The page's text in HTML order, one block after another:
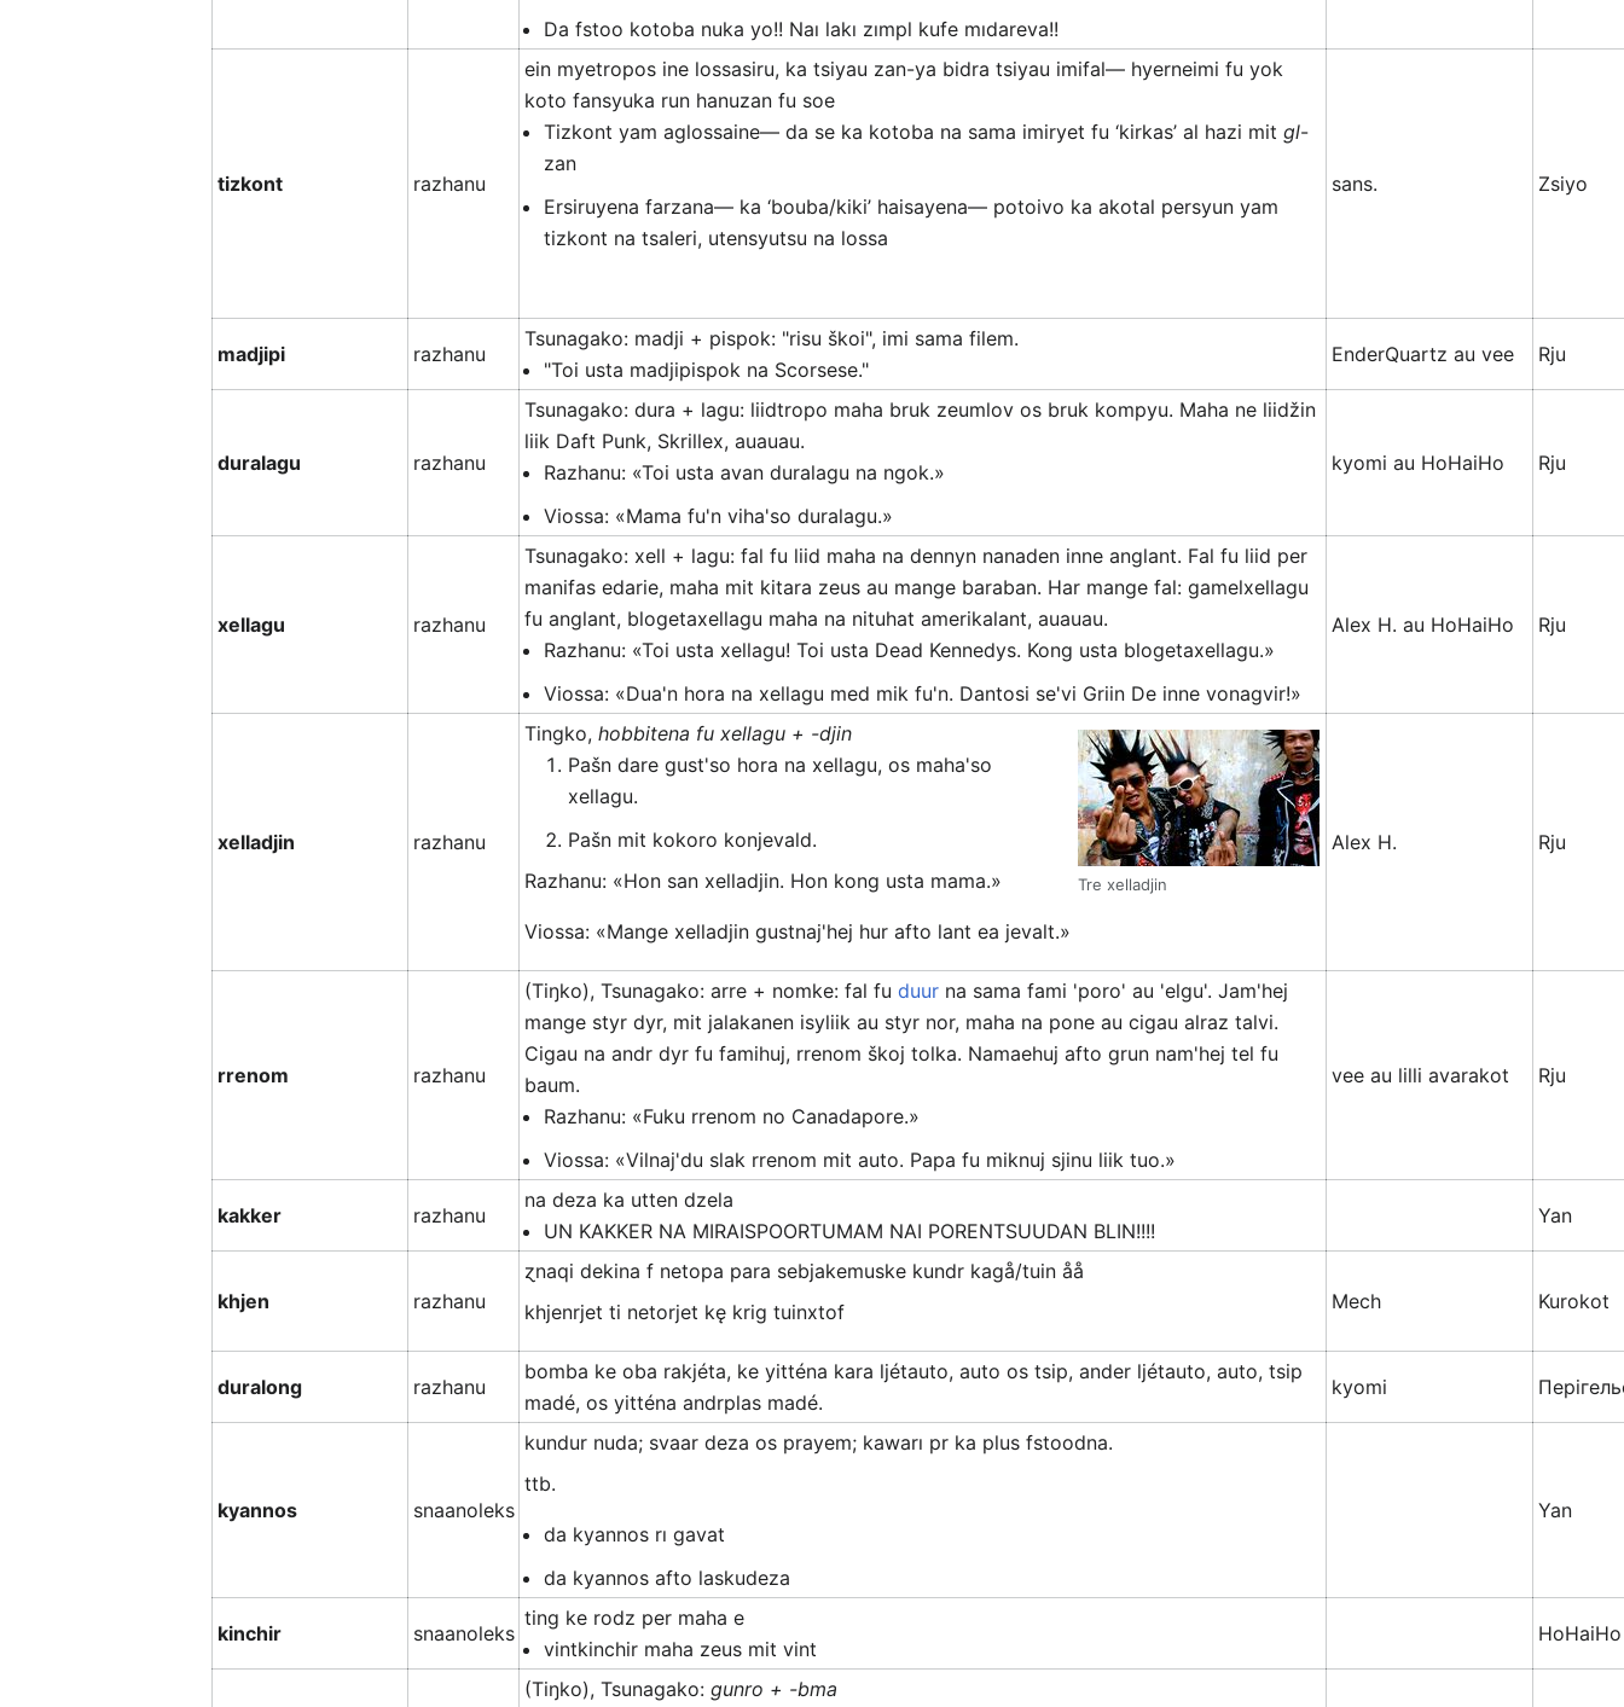
Da fstoo kotoba nuka yo!! Naı lakı zımpl kufe mıdareva!!
tizkont razhanu
ein myetropos ine lossasiru, ka tsiyau zan-ya bidra tsiyau imifal— hyerneimi fu yok
koto fansyuka run hanuzan fu soe
Tizkont yam aglossaine— da se ka kotoba na sama imiryet fu ‘kirkas’ al hazi mit gl-
zan
Ersiruyena farzana— ka ‘bouba/kiki’ haisayena— potoivo ka akotal persyun yam
tizkont na tsaleri, utensyutsu na lossa
sans. Zsiyo
madjipi razhanu
Tsunagako: madji + pispok: "risu škoi", imi sama filem.
"Toi usta madjipispok na Scorsese."
EnderQuartz au vee Rju
duralagu razhanu
Tsunagako: dura + lagu: liidtropo maha bruk zeumlov os bruk kompyu. Maha ne liidžin
liik Daft Punk, Skrillex, auauau.
Razhanu: «Toi usta avan duralagu na ngok.»
Viossa: «Mama fu'n viha'so duralagu.»
kyomi au HoHaiHo Rju
xellagu razhanu
Tsunagako: xell + lagu: fal fu liid maha na dennyn nanaden inne anglant. Fal fu liid per
manifas edarie, maha mit kitara zeus au mange baraban. Har mange fal: gamelxellagu
fu anglant, blogetaxellagu maha na nituhat amerikalant, auauau.
Razhanu: «Toi usta xellagu! Toi usta Dead Kennedys. Kong usta blogetaxellagu.»
Viossa: «Dua'n hora na xellagu med mik fu'n. Dantosi se'vi Griin De inne vonagvir!»
Alex H. au HoHaiHo Rju
xelladjin razhanu
Tre xelladjin
Tingko, hobbitena fu xellagu + -djin
Pašn dare gust'so hora na xellagu, os maha'so
xellagu.
Pašn mit kokoro konjevald.
Razhanu: «Hon san xelladjin. Hon kong usta mama.»
Viossa: «Mange xelladjin gustnaj'hej hur afto lant ea jevalt.»
Alex H. Rju
rrenom razhanu
(Tiŋko), Tsunagako: arre + nomke: fal fu duurna sama fami 'poro' au 'elgu'. Jam'hej
mange styr dyr, mit jalakanen isyliik au styr nor, maha na pone au cigau alraz talvi.
Cigau na andr dyr fu famihuj, rrenom škoj tolka. Namaehuj afto grun nam'hej tel fu
baum.
Razhanu: «Fuku rrenom no Canadapore.»
Viossa: «Vilnaj'du slak rrenom mit auto. Papa fu miknuj sjinu liik tuo.»
vee au lilli avarakot Rju
kakker razhanu
na deza ka utten dzela
UN KAKKER NA MIRAISPOORTUMAM NAI PORENTSUUDAN BLIN!!!!
Yan
khjen razhanu
ɀnaqi dekina f netopa para sebjakemuske kundr kagå/tuin åå
khjenrjet ti netorjet kę krig tuinxtof
Mech Kurokot
duralong razhanu
bomba ke oba rakjéta, ke yitténa kara ljétauto, auto os tsip, ander ljétauto, auto, tsip
madé, os yitténa andrplas madé.
kyomi
kyannos snaanoleks
kundur nuda; svaar deza os prayem; kawarı pr ka plus fstoodna.
ttb.
da kyannos rı gavat
da kyannos afto laskudeza
Yan
kinchir snaanoleks
ting ke rodz per maha e
vintkinchir maha zeus mit vint
HoHaiHo
(Tiŋko), Tsunagako: gunro + -bma